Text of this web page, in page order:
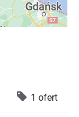
1 ofert